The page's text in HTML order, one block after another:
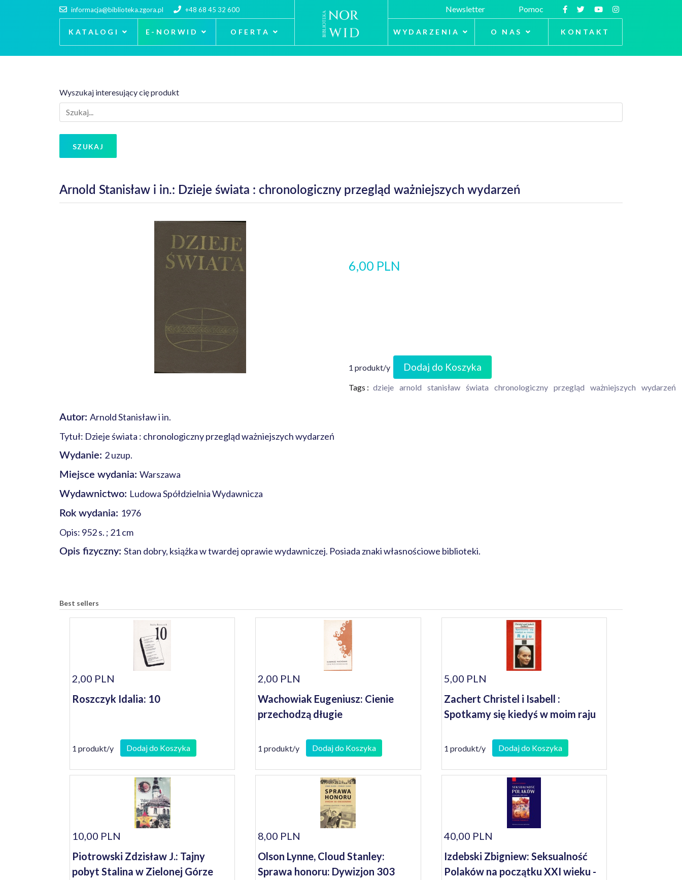
informacja@biblioteka.zgora.pl +48 68 45 32 600
KATALOGI E-NORWID OFERTA
Newsletter Pomoc
WYDARZENIA O NAS KONTAKT
Wyszukaj interesujący cię produkt
SZUKAJ
Arnold Stanisław i in.: Dzieje świata : chronologiczny przegląd ważniejszych wydarzeń
6,00 PLN
1 produkt/y Dodaj do Koszyka
Tags : dzieje arnold stanisław świata chronologiczny przegląd ważniejszych wydarzeń
Autor: Arnold Stanisław i in.
Tytuł: Dzieje świata : chronologiczny przegląd ważniejszych wydarzeń
Wydanie: 2 uzup.
Miejsce wydania: Warszawa
Wydawnictwo: Ludowa Spółdzielnia Wydawnicza
Rok wydania: 1976
Opis: 952 s. ; 21 cm
Opis fizyczny: Stan dobry, książka w twardej oprawie wydawniczej. Posiada znaki własnościowe biblioteki.
Best sellers
2,00 PLN
Roszczyk Idalia: 10
1 produkt/y Dodaj do Koszyka
2,00 PLN
Wachowiak Eugeniusz: Cienie
przechodzą długie
1 produkt/y Dodaj do Koszyka
5,00 PLN
Zachert Christel i Isabell :
Spotkamy się kiedyś w moim raju
1 produkt/y Dodaj do Koszyka
10,00 PLN
Piotrowski Zdzisław J.: Tajny
pobyt Stalina w Zielonej Górze
8,00 PLN
Olson Lynne, Cloud Stanley:
Sprawa honoru: Dywizjon 303
40,00 PLN
Izdebski Zbigniew: Seksualność
Polaków na początku XXI wieku -